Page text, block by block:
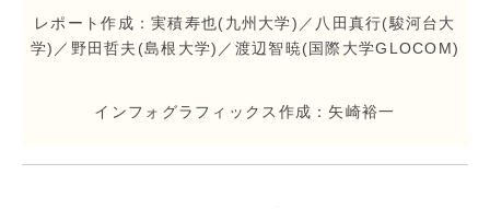
レポート作成：実積寿也(九州大学)／八田真行(駿河台大
学)／野田哲夫(島根大学)／渡辺智暁(国際大学GLOCOM)
インフォグラフィックス作成：矢崎裕一